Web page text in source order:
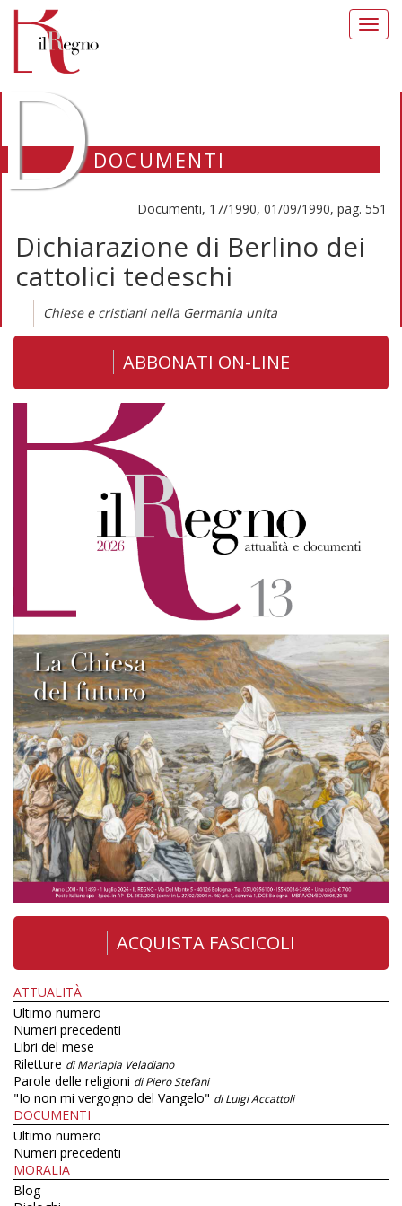
DOCUMENTI
Documenti, 17/1990, 01/09/1990, pag. 551
Dichiarazione di Berlino dei
cattolici tedeschi
Chiese e cristiani nella Germania unita
ABBONATI ON-LINE
ACQUISTA FASCICOLI
ATTUALITÀ
Ultimo numero
Numeri precedenti
Libri del mese
Riletture di Mariapia Veladiano
Parole delle religioni di Piero Stefani
"Io non mi vergogno del Vangelo" di Luigi Accattoli
DOCUMENTI
Ultimo numero
Numeri precedenti
MORALIA
Blog